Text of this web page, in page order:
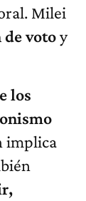
Milei
de votoy
los
implica